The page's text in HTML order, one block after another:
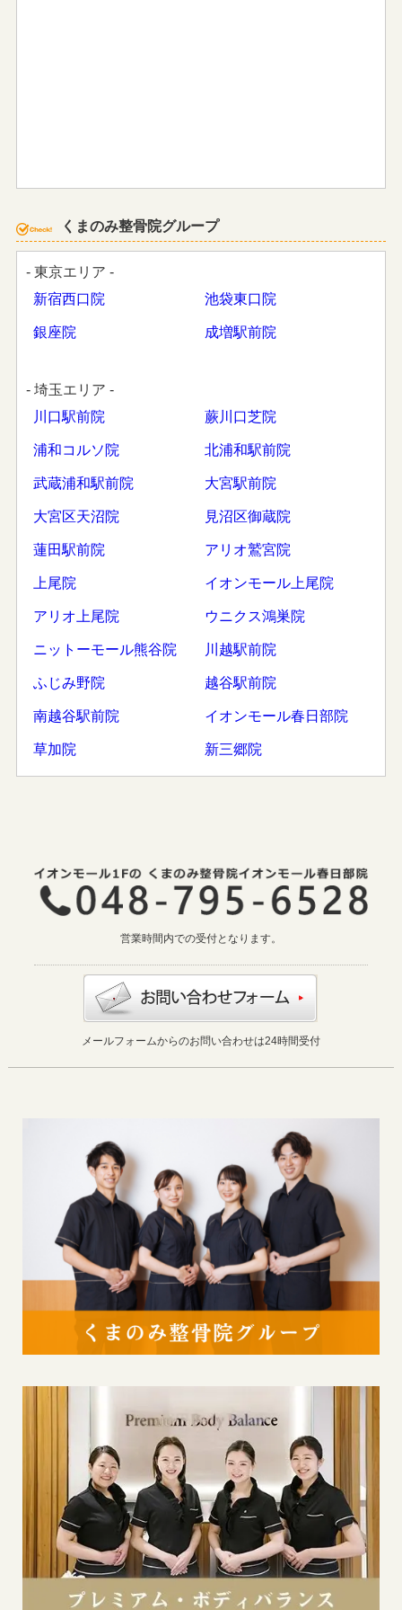
くまのみ整骨院グループ
- 東京エリア -
新宿西口院
池袋東口院
銀座院 成増駅前院
- 埼玉エリア -
川口駅前院
蕨川口芝院
浦和コルソ院 北浦和駅前院
武蔵浦和駅前院 大宮駅前院
大宮区天沼院 見沼区御蔵院
蓮田駅前院 アリオ鷲宮院
上尾院 イオンモール上尾院
アリオ上尾院 ウニクス鴻巣院
ニットーモール熊谷院 川越駅前院
ふじみ野院 越谷駅前院
南越谷駅前院 イオンモール春日部院
草加院 新三郷院
営業時間内での受付となります。
メールフォームからのお問い合わせは24時間受付